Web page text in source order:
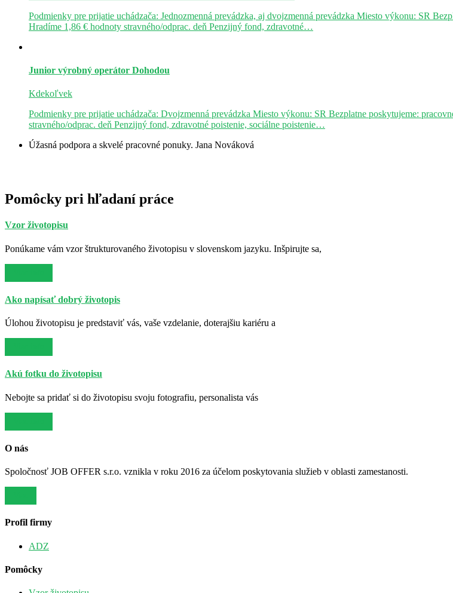
Podmienky pre prijatie uchádzača: Jednozmenná prevádzka, aj dvojzmenná prevádzka Miesto výkonu: SR
Hradíme 1,86 € hodnoty stravného/odprac. deň Penzijný fond, zdravotné…
Junior výrobný operátor Dohodou
Kdekoľvek
Podmienky pre prijatie uchádzača: Dvojzmenná prevádzka Miesto výkonu: SR Bezplatne poskytujeme:
stravného/odprac. deň Penzijný fond, zdravotné poistenie, sociálne poistenie…
Úžasná podpora a skvelé pracovné ponuky. Jana Nováková
Pomôcky pri hľadaní práce
Vzor životopisu
Ponúkame vám vzor štrukturovaného životopisu v slovenskom jazyku. Inšpirujte sa,
Ako napísať dobrý životopis
Úlohou životopisu je predstaviť vás, vaše vzdelanie, doterajšiu kariéru a
Akú fotku do životopisu
Nebojte sa pridať si do životopisu svoju fotografiu, personalista vás
O nás
Spoločnosť JOB OFFER s.r.o. vznikla v roku 2016 za účelom poskytovania služieb v oblasti zamestanosti.
Profil firmy
ADZ
Pomôcky